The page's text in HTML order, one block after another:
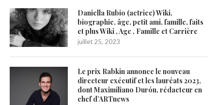
Daniella Rubio (actrice) Wiki,
biographie, âge, petit ami, famille, faits
et plus Wiki , Age , Famille et Carrière
juillet 25, 2023
Le prix Rabkin annonce le nouveau
directeur exécutif et les lauréats 2023,
dont Maximiliano Durón, rédacteur en
chef d’ARTnews